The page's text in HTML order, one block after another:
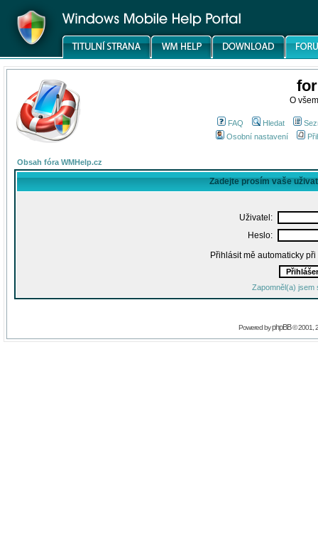
O
FAQ Hledat
Osobní nastavení
Obsah fóra WMHelp.cz
Zadejte prosím vaše
Uživatel:
Heslo:
Přihlásit mě automaticky
Zapomněl(a) jsem
Powered byphpBB© 2001,